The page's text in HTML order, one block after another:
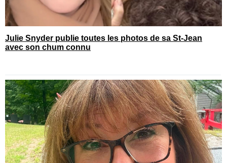
Julie Snyder publie toutes les photos de sa St-Jean
avec son chum connu